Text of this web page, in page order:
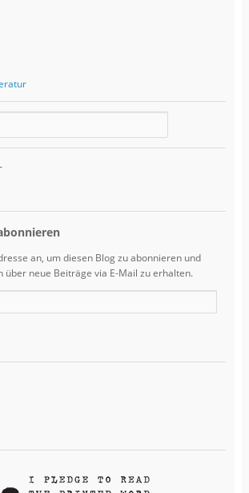
an, um diesen Blog zu abonnieren und
über neue Beiträge via E-Mail zu erhalten.